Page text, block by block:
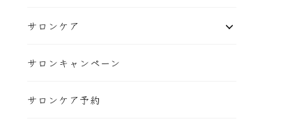
サロンケア
サロンキャンペーン
サロンケア予約